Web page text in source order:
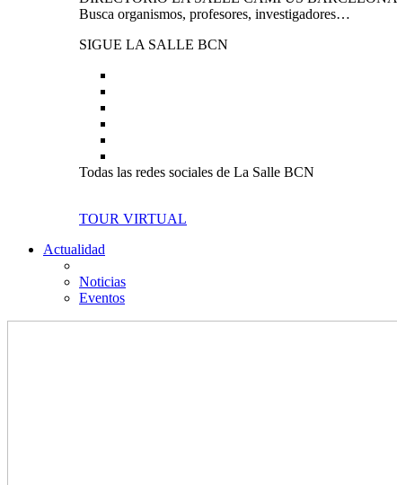
Busca organismos, profesores, investigadores…
SIGUE LA SALLE BCN
Todas las redes sociales de La Salle BCN
TOUR VIRTUAL
Actualidad
Noticias
Eventos